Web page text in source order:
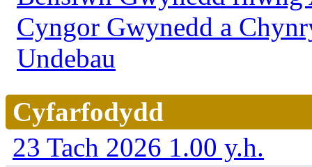
Cyngor Gwynedd a
Undebau
Cyfarfodydd
23 Tach 2026 1.00 y.h.